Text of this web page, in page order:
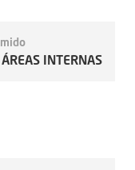
INTERNAS